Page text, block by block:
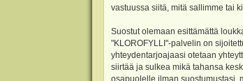
vastuussa siitä, mitä sallimme tai
Suostut olemaan esittämättä
"KLOROFYLLI"-palvelin on
yhteydentarjoajaasi otetaan
siirtää ja sulkea mikä tahansa
osapuolelle ilman suostumustasi,